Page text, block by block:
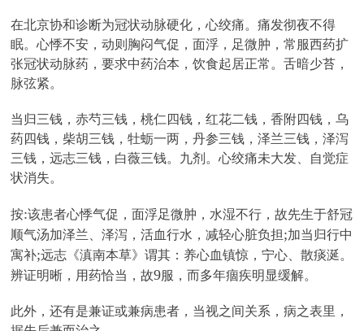
在北京协和诊断为冠状动脉硬化，心绞痛。痛发彻夜不得
眠。心悸不安，动则胸闷气促，面浮，足微肿，常服西药扩
张冠状动脉药，要求中药治本，饮食起居正常。舌暗少苔，
脉弦紧。
当归三钱，赤芍三钱，桃仁四钱，红花二钱，香附四钱，乌
药四钱，柴胡三钱，牡蛎一两，丹参三钱，泽兰三钱，泽泻
三钱，远志三钱，白薇三钱。九剂。心绞痛未大发、自觉症
状消失。
按:该患者心悸气促，面浮足微肿，水湿不行，故先生于舒冠
顺气汤加泽兰、泽泻，活血行水，减轻心脏负担;加当归行中
寓补;远志《滇南本草》谓其：养心血镇惊，宁心、散痰涎。
辨证明晰，用药恰当，故9服，而多年痼疾明显缓解。
此外，还有是兼证或兼病患者，当视之间关系，病之表里，